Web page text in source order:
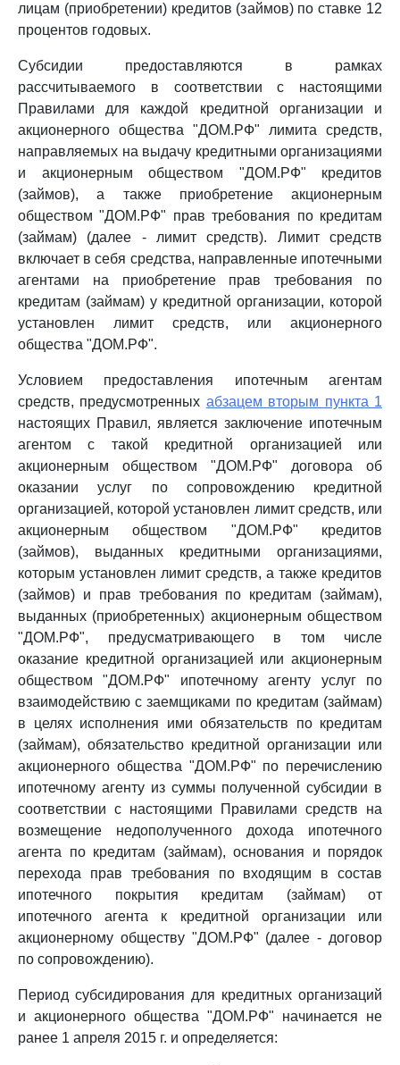
лицам (приобретении) кредитов (займов) по ставке 12
процентов годовых.
Субсидии предоставляются в рамках
рассчитываемого в соответствии с настоящими
Правилами для каждой кредитной организации и
акционерного общества "ДОМ.РФ" лимита средств,
направляемых на выдачу кредитными организациями
и акционерным обществом "ДОМ.РФ" кредитов
(займов), а также приобретение акционерным
обществом "ДОМ.РФ" прав требования по кредитам
(займам) (далее - лимит средств). Лимит средств
включает в себя средства, направленные ипотечными
агентами на приобретение прав требования по
кредитам (займам) у кредитной организации, которой
установлен лимит средств, или акционерного
общества "ДОМ.РФ".
Условием предоставления ипотечным агентам
средств, предусмотренных абзацем вторым пункта 1
настоящих Правил, является заключение ипотечным
агентом с такой кредитной организацией или
акционерным обществом "ДОМ.РФ" договора об
оказании услуг по сопровождению кредитной
организацией, которой установлен лимит средств, или
акционерным обществом "ДОМ.РФ" кредитов
(займов), выданных кредитными организациями,
которым установлен лимит средств, а также кредитов
(займов) и прав требования по кредитам (займам),
выданных (приобретенных) акционерным обществом
"ДОМ.РФ", предусматривающего в том числе
оказание кредитной организацией или акционерным
обществом "ДОМ.РФ" ипотечному агенту услуг по
взаимодействию с заемщиками по кредитам (займам)
в целях исполнения ими обязательств по кредитам
(займам), обязательство кредитной организации или
акционерного общества "ДОМ.РФ" по перечислению
ипотечному агенту из суммы полученной субсидии в
соответствии с настоящими Правилами средств на
возмещение недополученного дохода ипотечного
агента по кредитам (займам), основания и порядок
перехода прав требования по входящим в состав
ипотечного покрытия кредитам (займам) от
ипотечного агента к кредитной организации или
акционерному обществу "ДОМ.РФ" (далее - договор
по сопровождению).
Период субсидирования для кредитных организаций
и акционерного общества "ДОМ.РФ" начинается не
ранее 1 апреля 2015 г. и определяется: